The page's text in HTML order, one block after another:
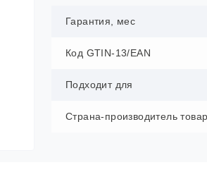
Гарантия, мес
Код GTIN-13/EAN
Подходит для
Страна-производитель